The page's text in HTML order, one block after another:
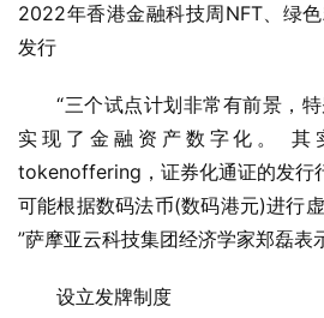
2022年香港金融科技周NFT、绿
发行
“三个试点计划非常有前景，
实现了金融资产数字化。 其
tokenoffering，证券化通证的发行
可能根据数码法币(数码港元)进行
”萨摩亚云科技集团经济学家郑磊表
设立发牌制度